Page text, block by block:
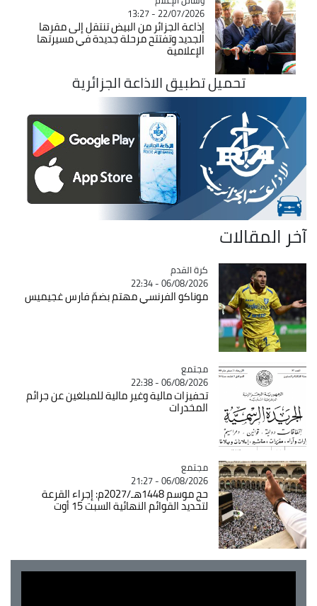
22/07/2026 - 13:27
إذاعة الجزائر من البيض تنتقل إلى مقرها
الجديد وتفتتح مرحلة جديدة في مسيرتها
الإعلامية
تحميل تطبيق الاذاعة الجزائرية
آخر المقالات
Catégorie
كرة القدم
06/08/2026 - 22:34
موناكو الفرنسي مهتم بضمّ فارس غجيميس
Catégorie
مجتمع
06/08/2026 - 22:38
تحفيزات مالية وغير مالية للمبلغين عن جرائم
المخدرات
Catégorie
مجتمع
06/08/2026 - 21:27
حج موسم 1448هـ/2027م: إجراء القرعة
لتحديد القوائم النهائية السبت 15 أوت